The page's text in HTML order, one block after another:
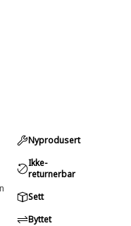
Nyprodusert
Ikke-
returnerbar
Sett
Byttet